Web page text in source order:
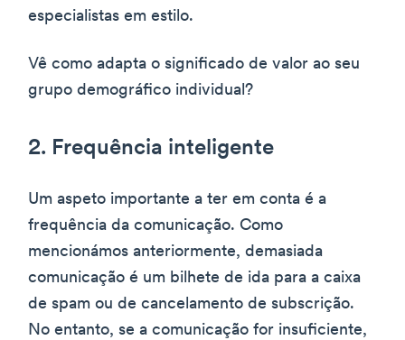
especialistas em estilo.
Vê como adapta o significado de valor ao seu
grupo demográfico individual?
2. Frequência inteligente
Um aspeto importante a ter em conta é a
frequência da comunicação. Como
mencionámos anteriormente, demasiada
comunicação é um bilhete de ida para a caixa
de spam ou de cancelamento de subscrição.
No entanto, se a comunicação for insuficiente,